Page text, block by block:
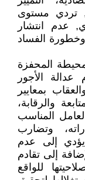
تردي مستوى
عدم انتشار
الفساد
المحفزة
الأجور
بمعايير
والرقابة،
المناسب
وتضارب
يؤدي إلى عدم
إلى تقادم
للواقع